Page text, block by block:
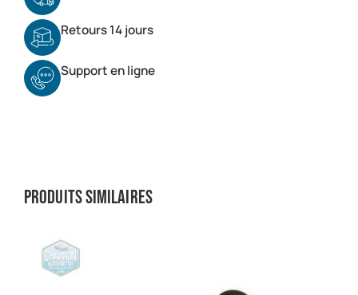
Retours 14 jours
Support en ligne
Produits similaires